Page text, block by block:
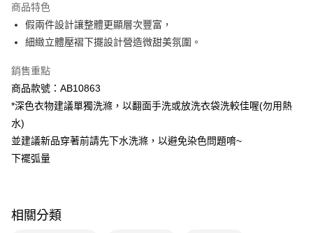
付款後萊爾富取貨
每筆NT$60，滿NT$1,000(含以上)免運費
7-11取貨付款
每筆NT$60，滿NT$1,000(含以上)免運費
付款後7-11取貨
每筆NT$60，滿NT$1,000(含以上)免運費
宅配
每筆NT$60，滿NT$1,000(含以上)免運費
商品特色
假兩件設計讓整體更顯層次豐富，
細緻立體壓褶下擺設計營造微甜美氛圍。
銷售重點
商品款號：AB10863
*深色衣物建議單獨洗滌，以翻面手洗或放洗衣袋洗較佳喔(勿用熱
水)
並建議新品穿著前請先下水洗滌，以避免染色問題唷~
下襬弧量
相關分類